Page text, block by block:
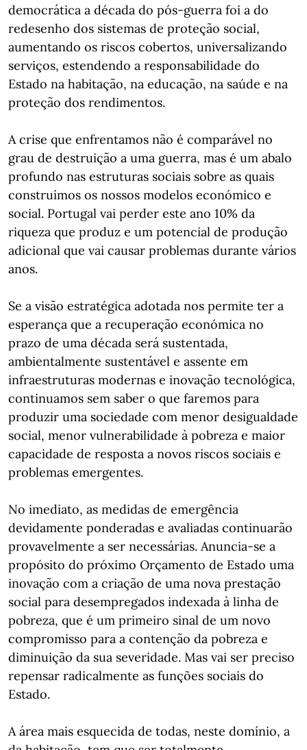
democrática a década do pós-guerra foi a do
redesenho dos sistemas de proteção social,
aumentando os riscos cobertos, universalizando
serviços, estendendo a responsabilidade do
Estado na habitação, na educação, na saúde e na
proteção dos rendimentos.
A crise que enfrentamos não é comparável no
grau de destruição a uma guerra, mas é um abalo
profundo nas estruturas sociais sobre as quais
construímos os nossos modelos económico e
social. Portugal vai perder este ano 10% da
riqueza que produz e um potencial de produção
adicional que vai causar problemas durante vários
anos.
Se a visão estratégica adotada nos permite ter a
esperança que a recuperação económica no
prazo de uma década será sustentada,
ambientalmente sustentável e assente em
infraestruturas modernas e inovação tecnológica,
continuamos sem saber o que faremos para
produzir uma sociedade com menor desigualdade
social, menor vulnerabilidade à pobreza e maior
capacidade de resposta a novos riscos sociais e
problemas emergentes.
No imediato, as medidas de emergência
devidamente ponderadas e avaliadas continuarão
provavelmente a ser necessárias. Anuncia-se a
propósito do próximo Orçamento de Estado uma
inovação com a criação de uma nova prestação
social para desempregados indexada à linha de
pobreza, que é um primeiro sinal de um novo
compromisso para a contenção da pobreza e
diminuição da sua severidade. Mas vai ser preciso
repensar radicalmente as funções sociais do
Estado.
A área mais esquecida de todas, neste domínio, a